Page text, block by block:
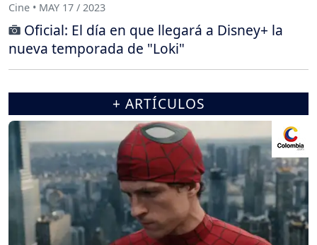
Cine • MAY 17 / 2023
Oficial: El día en que llegará a Disney+ la
nueva temporada de "Loki"
+ ARTÍCULOS